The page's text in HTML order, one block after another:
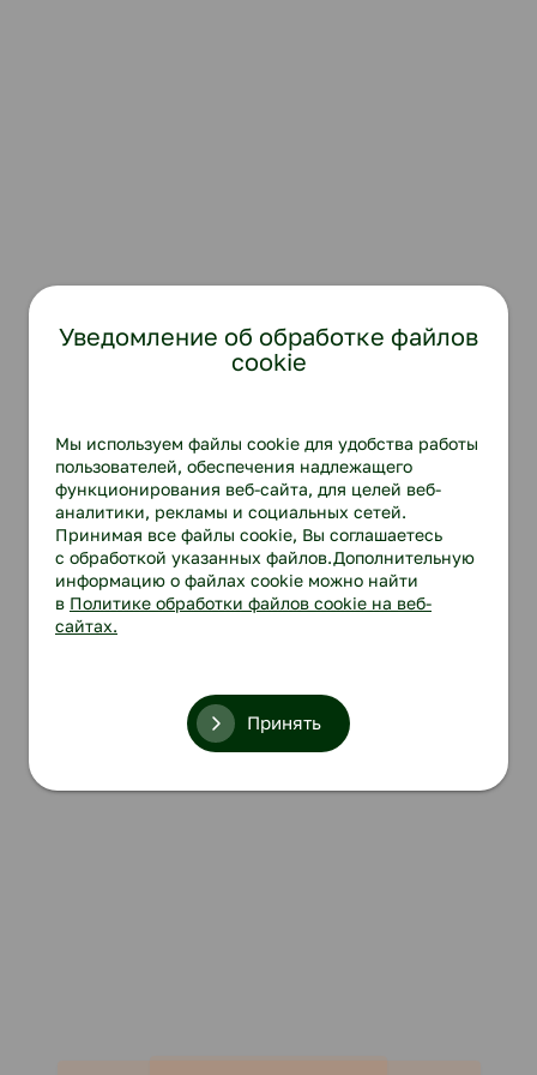
Уведомление об обработке файлов
cookie
Мы используем файлы cookie для удобства работы
пользователей, обеспечения надлежащего
функционирования веб-сайта, для целей веб-
аналитики, рекламы и социальных сетей.
Принимая все файлы cookie, Вы соглашаетесь
с обработкой указанных файлов.Дополнительную
информацию о файлах cookie можно найти
в Политике обработки файлов cookie на веб-
сайтах.
Принять